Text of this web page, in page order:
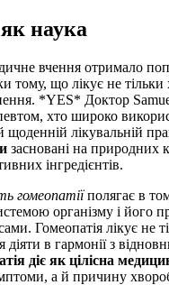
наука
вчення отримало
тому, що лікує не
*YES* Доктор
хто широко
щоденній лікувальній
засновані на природних
інгредієнтів.
гомеопатіїполягає в
організму і його
Гомеопатія лікує не
діяти в гармонії з
діє як цілісна
а й причину